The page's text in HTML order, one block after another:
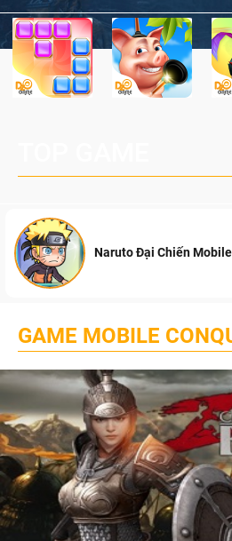
Naruto Đại Chiến Mobile
GAME MOBILE